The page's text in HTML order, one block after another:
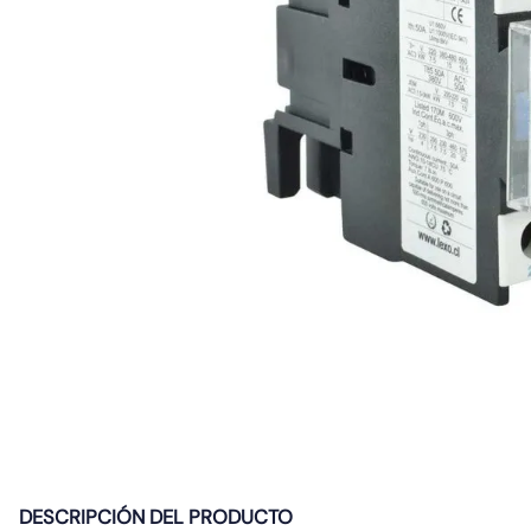
DESCRIPCIÓN DEL PRODUCTO
10. caja